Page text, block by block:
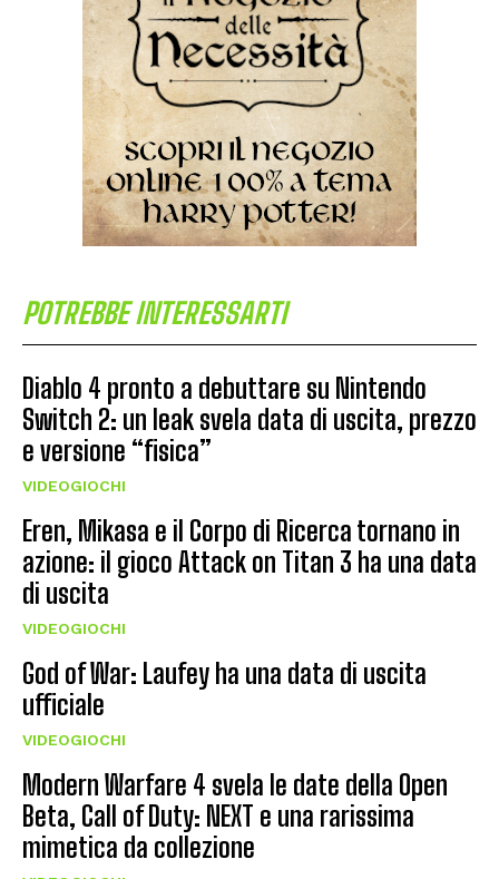
POTREBBE INTERESSARTI
Diablo 4 pronto a debuttare su Nintendo
Switch 2: un leak svela data di uscita, prezzo
e versione “fisica”
VIDEOGIOCHI
Eren, Mikasa e il Corpo di Ricerca tornano in
azione: il gioco Attack on Titan 3 ha una data
di uscita
VIDEOGIOCHI
God of War: Laufey ha una data di uscita
ufficiale
VIDEOGIOCHI
Modern Warfare 4 svela le date della Open
Beta, Call of Duty: NEXT e una rarissima
mimetica da collezione